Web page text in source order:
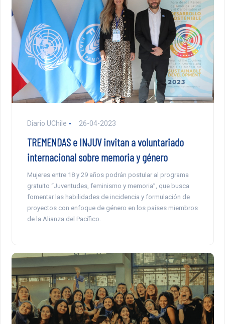
Diario UChile 26-04-2023
TREMENDAS e INJUV invitan a voluntariado
internacional sobre memoria y género
Mujeres entre 18 y 29 años podrán postular al programa
gratuito “Juventudes, feminismo y memoria”, que busca
fomentar las habilidades de incidencia y formulación de
proyectos con enfoque de género en los países miembros
de la Alianza del Pacífico.